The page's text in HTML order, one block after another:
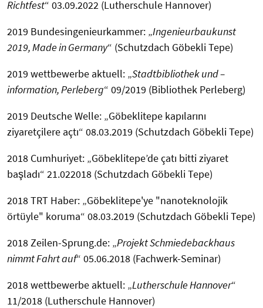
Richtfest“ 03.09.2022 (Lutherschule Hannover)
2019 Bundesingenieurkammer: „Ingenieurbaukunst
2019, Made in Germany“ (Schutzdach Göbekli Tepe)
2019 wettbewerbe aktuell: „Stadtbibliothek und –
information, Perleberg“ 09/2019 (Bibliothek Perleberg)
2019 Deutsche Welle: „Göbeklitepe kapılarını
ziyaretçilere açtı“ 08.03.2019 (Schutzdach Göbekli Tepe)
2018 Cumhuriyet: „Göbeklitepe’de çatı bitti ziyaret
başladı“ 21.022018 (Schutzdach Göbekli Tepe)
2018 TRT Haber: „Göbeklitepe'ye "nanoteknolojik
örtüyle" koruma“ 08.03.2019 (Schutzdach Göbekli Tepe)
2018 Zeilen-Sprung.de: „Projekt Schmiedebackhaus
nimmt Fahrt auf“ 05.06.2018 (Fachwerk-Seminar)
2018 wettbewerbe aktuell: „Lutherschule Hannover“
11/2018 (Lutherschule Hannover)